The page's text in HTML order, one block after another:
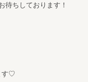
待ちしております！
す♡